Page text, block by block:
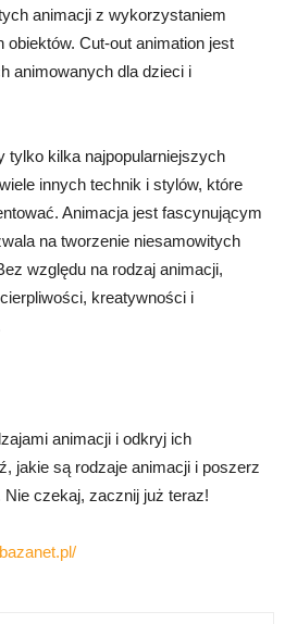
animacji z wykorzystaniem
obiektów. Cut-out animation jest
animowanych dla dzieci i
tylko kilka najpopularniejszych
innych technik i stylów, które
Animacja jest fascynującym
na tworzenie niesamowitych
względu na rodzaj animacji,
kreatywności i
animacji i odkryj ich
jakie są rodzaje animacji i poszerz
czekaj, zacznij już teraz!